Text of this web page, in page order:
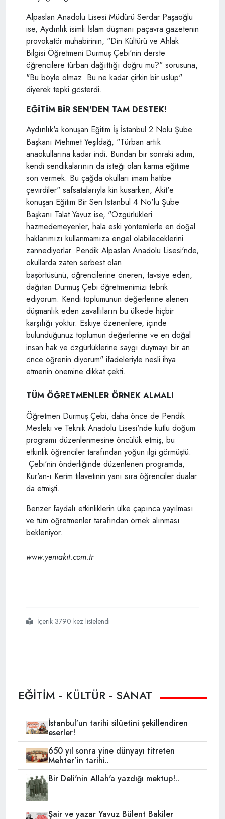
Alpaslan Anadolu Lisesi Müdürü Serdar Paşaoğlu
ise, Aydınlık isimli İslam düşmanı paçavra gazetenin
provokatör muhabirinin, "Din Kültürü ve Ahlak
Bilgisi Öğretmeni Durmuş Çebi'nin derste
öğrencilere türban dağıttığı doğru mu?" sorusuna,
"Bu böyle olmaz. Bu ne kadar çirkin bir uslüp"
diyerek tepki gösterdi.
EĞİTİM BİR SEN'DEN TAM DESTEK!
Aydınlık'a konuşan Eğitim İş İstanbul 2 Nolu Şube
Başkanı Mehmet Yeşildağ, "Türban artık
anaokullarına kadar indi. Bundan bir sonraki adım,
kendi sendikalarının da isteği olan karma eğitime
son vermek. Bu çağda okulları imam hatibe
çevirdiler" safsatalarıyla kin kusarken, Akit'e
konuşan Eğitim Bir Sen İstanbul 4 No'lu Şube
Başkanı Talat Yavuz ise, "Özgürlükleri
hazmedemeyenler, hala eski yöntemlerle en doğal
haklarımızı kullanmamıza engel olabileceklerini
zannediyorlar. Pendik Alpaslan Anadolu Lisesi'nde,
okullarda zaten serbest olan
başörtüsünü, öğrencilerine öneren, tavsiye eden,
dağıtan Durmuş Çebi öğretmenimizi tebrik
ediyorum. Kendi toplumunun değerlerine alenen
düşmanlık eden zavallıların bu ülkede hiçbir
karşılığı yoktur. Eskiye özenenlere, içinde
bulunduğunuz toplumun değerlerine ve en doğal
insan hak ve özgürlüklerine saygı duymayı bir an
önce öğrenin diyorum" ifadeleriyle nesli ihya
etmenin önemine dikkat çekti.
TÜM ÖĞRETMENLER ÖRNEK ALMALI
Öğretmen Durmuş Çebi, daha önce de Pendik
Mesleki ve Teknik Anadolu Lisesi'nde kutlu doğum
programı düzenlenmesine öncülük etmiş, bu
etkinlik öğrenciler tarafından yoğun ilgi görmüştü.
Çebi'nin önderliğinde düzenlenen programda,
Kur'an-ı Kerim tilavetinin yanı sıra öğrenciler dualar
da etmişti.
Benzer faydalı etkinliklerin ülke çapınca yayılması
ve tüm öğretmenler tarafından örnek alınması
bekleniyor.
www.yeniakit.com.tr
#derste başörtüsü dağıttı
İçerik 3790 kez listelendi
EĞİTİM - KÜLTÜR - SANAT
İstanbul’un tarihi silüetini şekillendiren
eserler!
650 yıl sonra yine dünyayı titreten
Mehter’in tarihi..
Bir Deli'nin Allah'a yazdığı mektup!..
Şair ve yazar Yavuz Bülent Bakiler